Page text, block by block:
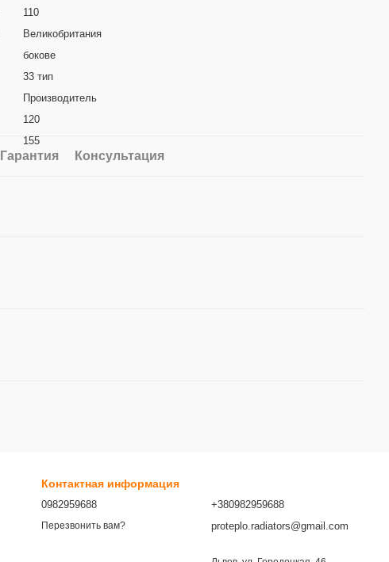
110
Великобритания
бокове
33 тип
Производитель
120
155
Гарантия Консультация
Контактная информация
0982959688
Перезвонить вам?
+380982959688
proteplo.radiators@gmail.com